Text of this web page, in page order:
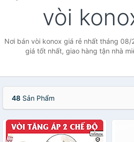
vòi
Nơi bán vòi konox giá rẻ nhất tháng
giá tốt nhất, giao hàng tận nhà
48 Sản Phẩm